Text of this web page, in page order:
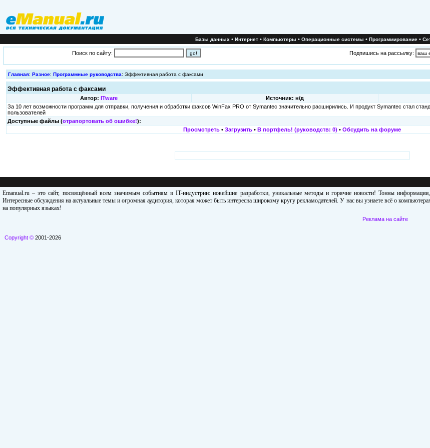
Базы данных•Интернет•Компьютеры•Операционные системы•Программирование•
Поиск по сайту: Подпишись на рассылку:
Главная: Разное: Программные руководства: Эффективная работа с факсами
Эффективная работа с факсами
Автор: ITware Источник: н/д
За 10 лет возможности программ для отправки, получения и обработки факсов WinFax PRO от Symantec значительно расширились. И продукт Symantec стал
пользователей
Доступные файлы (отрапортовать об ошибке!):
Просмотреть • Загрузить • В портфель! (руководств: 0) • Обсудить на форуме
Emanual.ru – это сайт, посвящённый всем значимым событиям в IT-индустрии: новейшие разработки, уникальные методы и горячие новости! Тонны
Интересные обсуждения на актуальные темы и огромная аудитория, которая может быть интересна широкому кругу рекламодателей. У нас вы узнаете всё о
на популярных языках!
Copyright © 2001-2026
Реклама на сайте